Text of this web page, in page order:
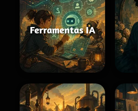
Ferramentas IA